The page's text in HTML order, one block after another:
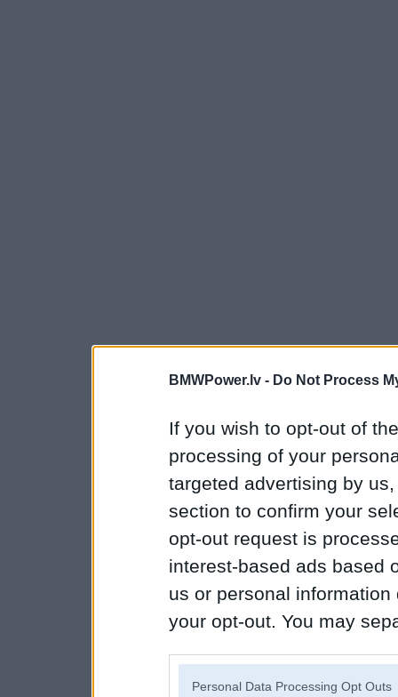
BMWPower.lv - Do Not Process
If you wish to opt-out of
processing of your
targeted advertising by
section to confirm your
opt-out request is
interest-based ads based
us or personal
your opt-out. You may
Personal Data Processing Opt Outs